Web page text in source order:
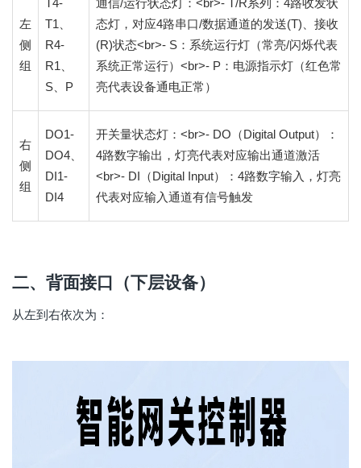
左
侧
组
T4-
T1、
R4-
R1、
S、P
通信/运行状态灯：<br>- T/R系列：4路收发状
态灯，对应4路串口/数据通道的发送(T)、接收
(R)状态<br>- S：系统运行灯（常亮/闪烁代表
系统正常运行）<br>- P：电源指示灯（红色常
亮代表设备通电正常）
右
侧
组
DO1-
DO4、
DI1-
DI4
开关量状态灯：<br>- DO（Digital Output）：
4路数字输出，灯亮代表对应输出通道激活
<br>- DI（Digital Input）：4路数字输入，灯亮
代表对应输入通道有信号触发
二、背面接口（下层设备）
从左到右依次为：